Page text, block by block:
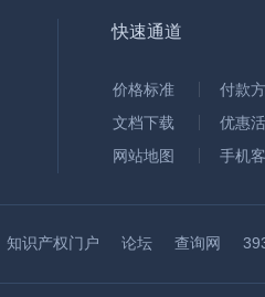
快速通道
价格标准
付款
文档下载
优惠
网站地图
手机
知识产权门户 论坛 查询网